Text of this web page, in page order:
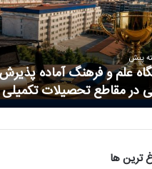
علم و فرهنگ آماده
در مقاطع تحصیلات
ترین ها